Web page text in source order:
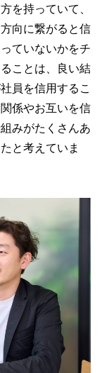
を持っていて、
向に繋がると信
ていないかをチ
ことは、良い結
員を信用するこ
係やお互いを信
みがたくさんあ
と考えていま